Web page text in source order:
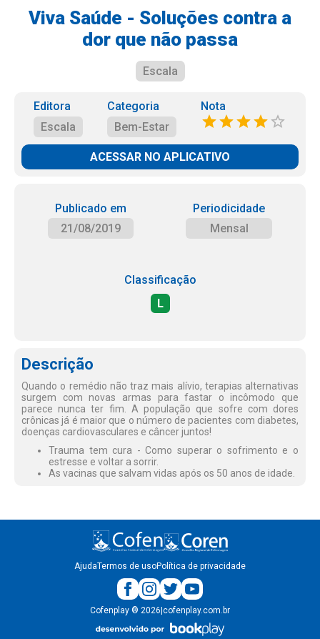
Viva Saúde - Soluções contra a
dor que não passa
Escala
Editora
Escala
Categoria
Bem-Estar
Nota
ACESSAR NO APLICATIVO
Publicado em
21/08/2019
Periodicidade
Mensal
Classificação
L
Descrição
Quando o remédio não traz mais alívio, terapias alternativas
surgem com novas armas para fastar o incômodo que
parece nunca ter fim. A população que sofre com dores
crônicas já é maior que o número de pacientes com diabetes,
doenças cardiovasculares e câncer juntos!
Trauma tem cura - Como superar o sofrimento e o
estresse e voltar a sorrir.
As vacinas que salvam vidas após os 50 anos de idade.
AjudaTermos de usoPolítica de privacidade
Cofenplay ® 2026 cofenplay.com.br